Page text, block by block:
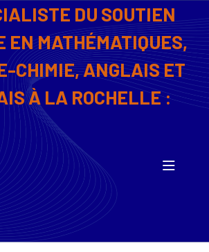
DU SOUTIEN
EN MATHÉMATIQUES,
CHIMIE, ANGLAIS ET
À LA ROCHELLE :